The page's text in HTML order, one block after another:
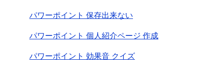
パワーポイント 保存出来ない
パワーポイント 個人紹介ページ 作成
パワーポイント 効果音 クイズ